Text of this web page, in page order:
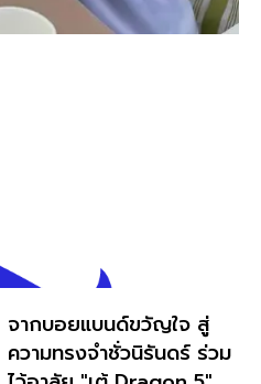
จากบอยแบนด์ขวัญใจ สู่
ความทรงจำชั่วนิรันดร์ ร่วม